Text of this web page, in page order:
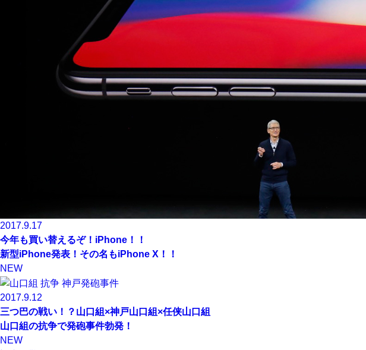
2017.9.17
今年も買い替えるぞ！iPhone！！
新型iPhone発表！その名もiPhone X！！
NEW
2017.9.12
三つ巴の戦い！？山口組×神戸山口組×任侠山口組
山口組の抗争で発砲事件勃発！
NEW